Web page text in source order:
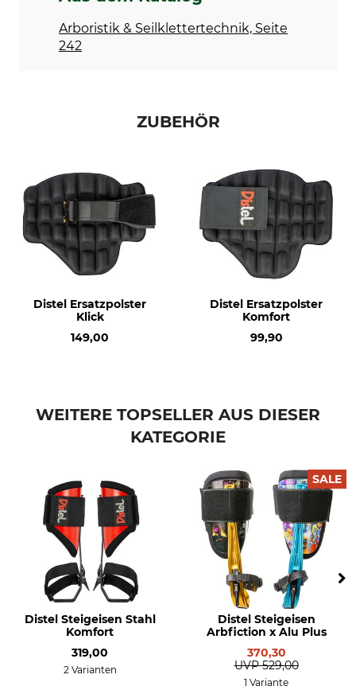
Arboristik & Seilklettertechnik, Seite
242
ZUBEHÖR
Distel Ersatzpolster
Klick
149,00
Distel Ersatzpolster
Komfort
99,90
WEITERE TOPSELLER AUS DIESER
KATEGORIE
Distel Steigeisen Stahl
Komfort
319,00
2 Varianten
SALE
Distel Steigeisen
Arbfiction x Alu Plus
370,30
UVP 529,00
1 Variante